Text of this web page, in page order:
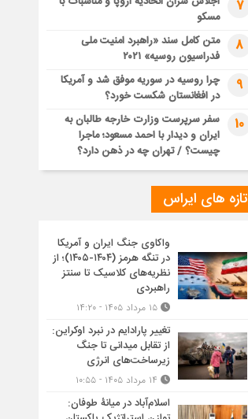
7
مسکو
8
متن کامل سند «راهبرد امنیت ملی
فدراسیون روسیه» ۲۰۲۱
9
چرا روسیه در سوریه موفق شد و آمریکا
در افغانستان شکست خورد؟
10
سفر سرپرست وزارت خارجه طالبان به
ایران و دیدار با احمد مسعود؛ ماجرا
چیست؟ / تهران چه در ذهن دارد؟
تازه های ایراس
واکاوی جنگ ایران و آمریکا
در تنگه هرمز (۱۴۰۴-۱۴۰۵)؛ از
نظریه‌های کلاسیک تا سنتز
راهبردی
تغییر پارادایم در نبرد اوکراین:
از تقابل میدانی تا جنگ
زیرساخت‌های انرژی
اسلام‌آباد در میانۀ طوفان: